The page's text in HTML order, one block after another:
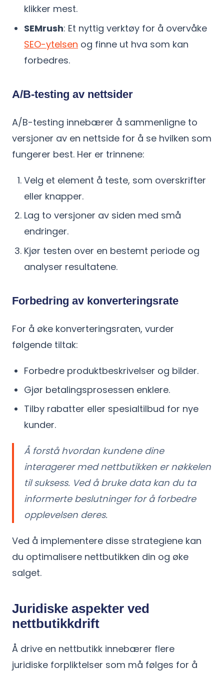
klikker mest.
SEMrush: Et nyttig verktøy for å overvåke
SEO-ytelsen og finne ut hva som kan
forbedres.
A/B-testing av nettsider
A/B-testing innebærer å sammenligne to
versjoner av en nettside for å se hvilken som
fungerer best. Her er trinnene:
Velg et element å teste, som overskrifter
eller knapper.
Lag to versjoner av siden med små
endringer.
Kjør testen over en bestemt periode og
analyser resultatene.
Forbedring av konverteringsrate
For å øke konverteringsraten, vurder
følgende tiltak:
Forbedre produktbeskrivelser og bilder.
Gjør betalingsprosessen enklere.
Tilby rabatter eller spesialtilbud for nye
kunder.
Å forstå hvordan kundene dine
interagerer med nettbutikken er nøkkelen
til suksess. Ved å bruke data kan du ta
informerte beslutninger for å forbedre
opplevelsen deres.
Ved å implementere disse strategiene kan
du optimalisere nettbutikken din og øke
salget.
Juridiske aspekter ved
nettbutikkdrift
Å drive en nettbutikk innebærer flere
juridiske forpliktelser som må følges for å